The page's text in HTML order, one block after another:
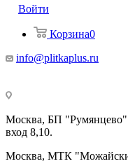
Войти
Корзина0
info@plitkaplus.ru
Москва, БП "Румянцево":
вход 8,10.
Москва, МТК